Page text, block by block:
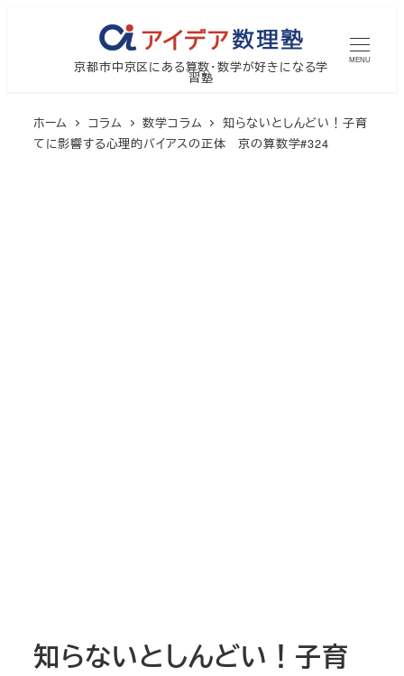
京都市中京区にある算数・数学が好きになる学
習塾
MENU
ホーム コラム 数学コラム
知らないとしんどい！子育
てに影響する心理的バイアスの正体 京の算数学#324
知らないとしんどい！子育